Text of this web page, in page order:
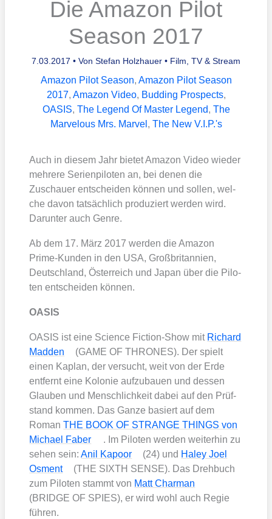
Die Amazon Pilot
Season 2017
7.03.2017 • Von Stefan Holzhauer • Film, TV & Stream
Amazon Pilot Season, Amazon Pilot Season
2017, Amazon Video, Budding Prospects,
OASIS, The Legend Of Master Legend, The
Marvelous Mrs. Marvel , The New V.I.P.'s
Auch in die­sem Jahr bie­tet Ama­zon Video wie­der
meh­re­re Seri­en­pi­lo­ten an, bei denen die
Zuschau­er ent­schei­den kön­nen und sol­len, wel­
che davon tat­säch­lich pro­du­ziert wer­den wird.
Dar­un­ter auch Gen­re.
Ab dem 17. März 2017 wer­den die Ama­zon
Prime-Kun­den in den USA, Groß­bri­tan­ni­en,
Deutsch­land, Öster­reich und Japan über die Pilo­
ten ent­schei­den kön­nen.
OASIS
OASIS ist eine Sci­ence Fic­tion-Show mit Richard
Mad­den
(GAME OF THRONES). Der spielt
einen Kaplan, der ver­sucht, weit von der Erde
ent­fernt eine Kolo­nie auf­zu­bau­en und des­sen
Glau­ben und Mensch­lich­keit dabei auf den Prüf­
stand kom­men. Das Gan­ze basiert auf dem
RomanTHE BOOK OF STRANGE THINGS von
Micha­el Faber
. Im Pilo­ten wer­den wei­ter­hin zu
sehen sein:Anil Kapo­or (24) und Haley Joel
Osment
(THE SIXTH SENSE). Das Dreh­buch
zum Pilo­ten stammt von Matt Char­man
(BRIDGE OF SPIES), er wird wohl auch Regie
füh­ren.